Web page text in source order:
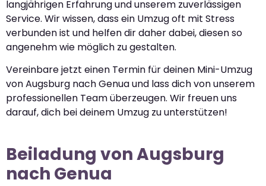
langjährigen Erfahrung und unserem zuverlässigen
Service. Wir wissen, dass ein Umzug oft mit Stress
verbunden ist und helfen dir daher dabei, diesen so
angenehm wie möglich zu gestalten.
Vereinbare jetzt einen Termin für deinen Mini-Umzug
von Augsburg nach Genua und lass dich von unserem
professionellen Team überzeugen. Wir freuen uns
darauf, dich bei deinem Umzug zu unterstützen!
Beiladung von Augsburg
nach Genua